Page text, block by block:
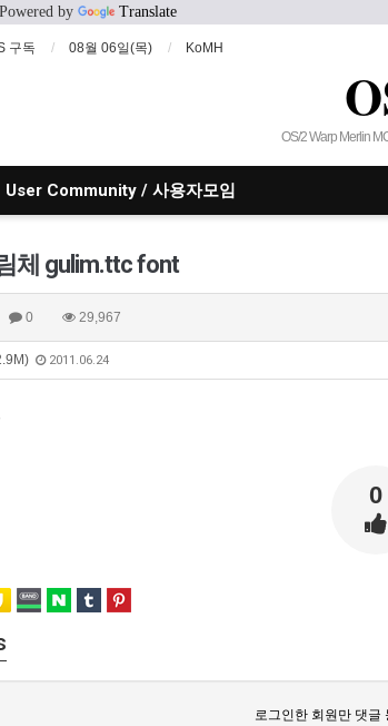
by Translate
구독 08월 06일(목) KoMH
OS/2 Warp Merlin
User Community / 사용자모임
체 gulim.ttc font
0 29,967
2011.06.24
0
로그인한 회원만 댓글